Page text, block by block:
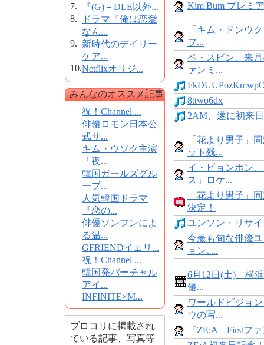
7.
『(G)－DLE以外...
8.
ドラマ『俺は恋愛
なん...
9. 新時代のデイリー
ケア...
10.Netflixオリジ...
みんなのオススメ記事
祝！Channel ...
俳優ロモン日本公
式サ...
キム・ウソク主演
「夜...
韓国ガールズグル
ープ...
人気韓国ドラマ
『恋の...
俳優ソンフンによ
る温...
GFRIENDイェリ...
祝！Channel ...
韓国発バーチャル
アイ...
INFINITE×M...
ブロコリに掲載され
ている記事、写真等
Kim Bum プレミ
「キム・ドンウ
フ...
ペ・スビン、来
ァンミ...
8ttwo6dx
2AM、遂に初来
「花より男子」
ット残...
イ・ビョンホン
ス」ロケ...
「花より男子」
決定！
ユンソン・リサイ
今最も旬な俳優
ョン､...
6月12日(土)、横
優...
ワールドビジョ
ウの写...
『ZE:A Firstフ